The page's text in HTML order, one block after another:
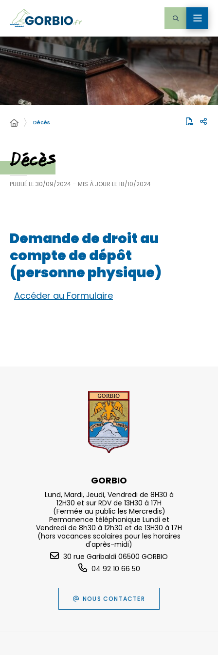
Décès
Décès
PUBLIÉ LE30/09/2024 – MIS À JOUR LE18/10/2024
Demande de droit au
compte de dépôt
(personne physique)
Accéder au Formulaire
GORBIO
Lund, Mardi, Jeudi, Vendredi de 8H30 à
12H30 et sur RDV de 13H30 à 17H
(Fermée au public les Mercredis)
Permanence téléphonique Lundi et
Vendredi de 8h30 à 12h30 et de 13H30 à 17H
(hors vacances scolaires pour les horaires
d'après-midi)
30 rue Garibaldi 06500 GORBIO
04 92 10 66 50
NOUS CONTACTER